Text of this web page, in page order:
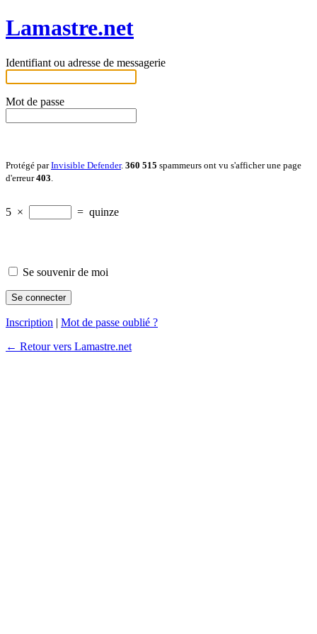
Lamastre.net
Identifiant ou adresse de messagerie
Mot de passe
Protégé parInvisible Defender. 360 515 spammeurs ont vu s'afficher une page
d'erreur403
5 × = quinze
Se souvenir de moi
Inscription | Mot de passe oublié ?
← Retour vers Lamastre.net